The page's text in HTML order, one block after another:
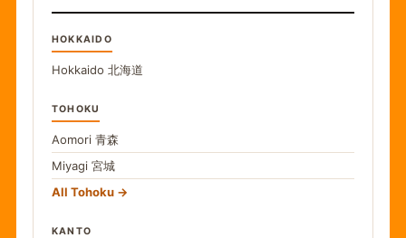
HOKKAIDO
Hokkaido 北海道
TOHOKU
Aomori 青森
Miyagi 宮城
All Tohoku
KANTO